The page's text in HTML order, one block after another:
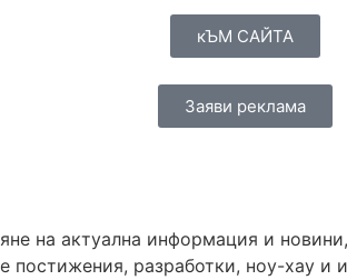
кЪМ САЙТА
Заяви реклама
на актуална информация и
разработки, ноу-хау